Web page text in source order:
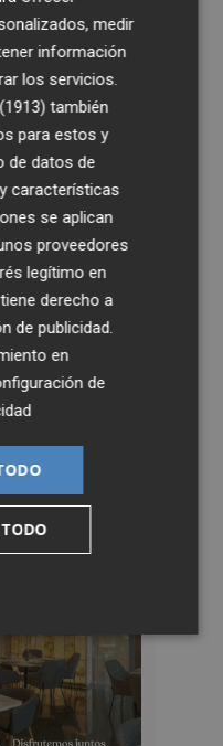
medir
información
los servicios.
también
para estos y
de datos de
características
se aplican
proveedores
legítimo en
derecho a
de publicidad
en
de